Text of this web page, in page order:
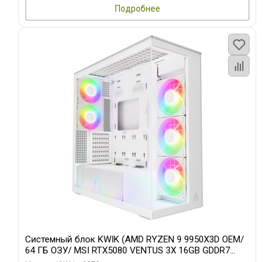
Подробнее
Системный блок KWIK (AMD RYZEN 9 9950X3D OEM/
64 ГБ ОЗУ/ MSI RTX5080 VENTUS 3X 16GB GDDR7